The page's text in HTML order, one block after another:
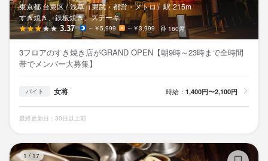
東京都 台東区 / 浅草（東武・都営・メトロ）駅 215m
すき焼き、鉄板焼き、ステーキ
3.37 ～￥5,999 ～￥3,999 180席
3フロアのすき焼き店がGRAND OPEN【朝9時～23時まで全時間
帯でメンバー大募集】
バイト 女将 時給： 1,400円〜2,100円
最終更新日：30日以上前
1 / 17